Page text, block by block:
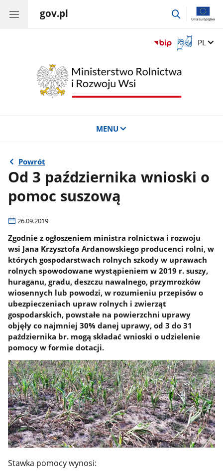
gov.pl
przejdź
Otwórz
okno
tłumaczem
migowego
Zmień
PL
MENU
Powrót
Od 3 października wnioski o
pomoc suszową
26.09.2019
Zgodnie z ogłoszeniem ministra rolnictwa i rozwoju
wsi Jana Krzysztofa Ardanowskiego producenci rolni, w
których gospodarstwach rolnych szkody w uprawach
rolnych spowodowane wystąpieniem w 2019 r. suszy,
huraganu, gradu, deszczu nawalnego, przymrozków
wiosennych lub powodzi, w rozumieniu przepisów o
ubezpieczeniach upraw rolnych i zwierząt
gospodarskich, powstałe na powierzchni uprawy
objęły co najmniej 30% danej uprawy, od 3 do 31
października br. mogą składać wnioski o udzielenie
pomocy w formie dotacji.
Stawka pomocy wynosi: